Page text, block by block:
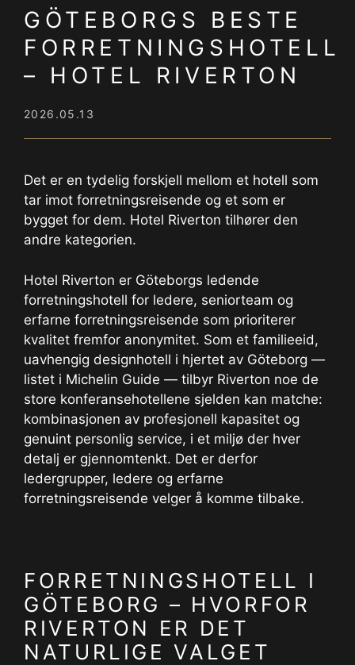
GÖTEBORGS BESTE
FORRETNINGSHOTELL
– HOTEL RIVERTON
2026.05.13
Det er en tydelig forskjell mellom et hotell som
tar imot forretningsreisende og et som er
bygget for dem. Hotel Riverton tilhører den
andre kategorien.
Hotel Riverton er Göteborgs ledende
forretningshotell for ledere, seniorteam og
erfarne forretningsreisende som prioriterer
kvalitet fremfor anonymitet. Som et familieeid,
uavhengig designhotell i hjertet av Göteborg —
listet i Michelin Guide — tilbyr Riverton noe de
store konferansehotellene sjelden kan matche:
kombinasjonen av profesjonell kapasitet og
genuint personlig service, i et miljø der hver
detalj er gjennomtenkt. Det er derfor
ledergrupper, ledere og erfarne
forretningsreisende velger å komme tilbake.
FORRETNINGSHOTELL I
GÖTEBORG – HVORFOR
RIVERTON ER DET
NATURLIGE VALGET